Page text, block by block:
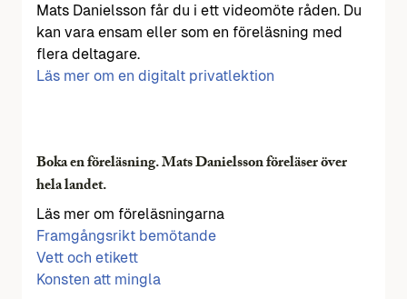
Mats Danielsson får du i ett videomöte råden. Du
kan vara ensam eller som en föreläsning med
flera deltagare.
Läs mer om en digitalt privatlektion
Boka en föreläsning. Mats Danielsson föreläser över
hela landet.
Läs mer om föreläsningarna
Framgångsrikt bemötande
Vett och etikett
Konsten att mingla